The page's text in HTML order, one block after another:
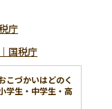
庁
国税庁
こづかいはどのく
学生・中学生・高